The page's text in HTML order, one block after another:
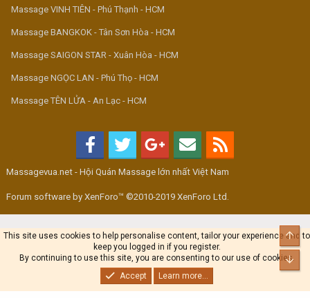
Massage VINH TIÊN - Phú Thạnh - HCM
Massage BANGKOK - Tân Sơn Hòa - HCM
Massage SAIGON STAR - Xuân Hòa - HCM
Massage NGỌC LAN - Phú Thọ - HCM
Massage TÊN LỬA - An Lạc - HCM
Massagevua.net - Hội Quán Massage lớn nhất Việt Nam
Forum software by XenForo™ ©2010-2019 XenForo Ltd.
This site uses cookies to help personalise content, tailor your experience and to
keep you logged in if you register.
By continuing to use this site, you are consenting to our use of cookies.
Accept
Learn more...
Top